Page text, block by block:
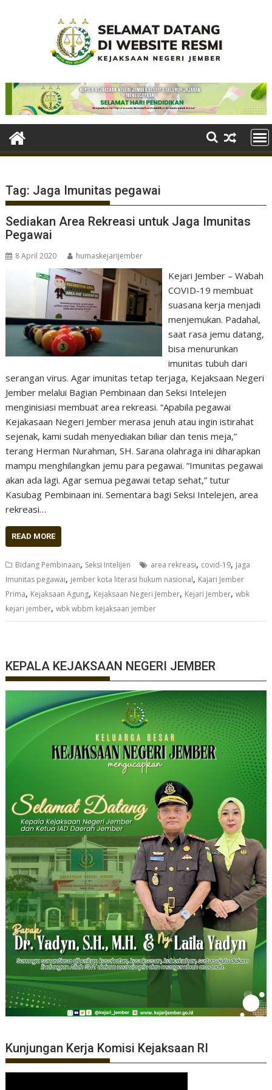
Tag: Jaga Imunitas pegawai
Sediakan Area Rekreasi untuk Jaga Imunitas
Pegawai
8 April 2020 humaskejarijember
Kejari Jember – Wabah
COVID-19 membuat
suasana kerja menjadi
menjemukan. Padahal,
saat rasa jemu datang,
bisa menurunkan
imunitas tubuh dari
serangan virus. Agar imunitas tetap terjaga, Kejaksaan Negeri
Jember melalui Bagian Pembinaan dan Seksi Intelejen
menginisiasi membuat area rekreasi. “Apabila pegawai
Kejakasaan Negeri Jember merasa jenuh atau ingin istirahat
sejenak, kami sudah menyediakan biliar dan tenis meja,”
terang Herman Nurahman, SH. Sarana olahraga ini diharapkan
mampu menghilangkan jemu para pegawai. “Imunitas pegawai
akan ada lagi. Agar semua pegawai tetap sehat,” tutur
Kasubag Pembinaan ini. Sementara bagi Seksi Intelejen, area
rekreasi…
READ MORE
Bidang Pembinaan, Seksi Intelijen area rekreasi, covid-19, Jaga
Imunitas pegawai, jember kota literasi hukum nasional, Kajari Jember
Prima, Kejaksaan Agung, Kejaksaan Negeri Jember, Kejari Jember,wbk
kejari jember,wbk wbbm kejaksaan jember
KEPALA KEJAKSAAN NEGERI JEMBER
Kunjungan Kerja Komisi Kejaksaan RI